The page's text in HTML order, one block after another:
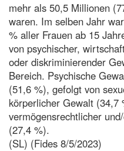
mehr als 50,5 Millionen
waren. Im selben Jahr
% aller Frauen ab 15
von psychischer,
oder diskriminierender
Bereich. Psychische
(51,6 %), gefolgt von
körperlicher Gewalt (34,7
vermögensrechtlicher
(27,4 %).
(SL) (Fides 8/5/2023)